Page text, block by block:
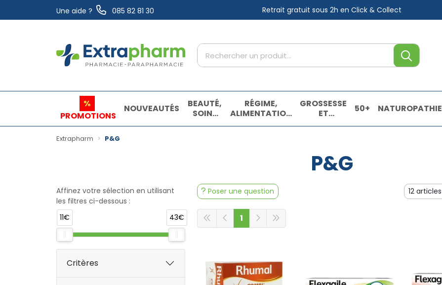
Une aide ? 085 82 81 30 Retrait gratuit sous 2h en Click & Collect
Extrapharm Votre pharmacie en ligne à votre service
%
PROMOTIONS
NOUVEAUTÉS
BEAUTÉ,
SOINS
ET
RÉGIME,
ALIMENTATION
& VITAMINES
GROSSESSE
ET
ENFANTS
50+ NATUROPATHIE
Extrapharm P&G
P&G
Poser une question
1
Affinez votre sélection en utilisant
les filtres ci-dessous :
11€
43€
Critères